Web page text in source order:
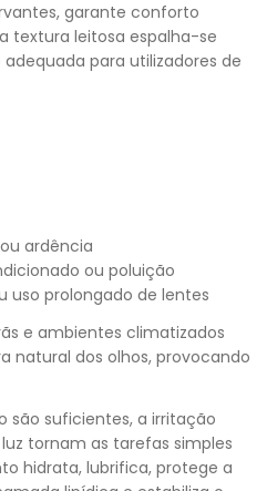
garante conforto
textura leitosa espalha-se
para utilizadores de
ardência
ou poluição
uso prolongado de lentes
e ambientes climatizados
natural dos olhos, provocando
são suficientes, a irritação
tornam as tarefas simples
hidrata, lubrifica, protege a